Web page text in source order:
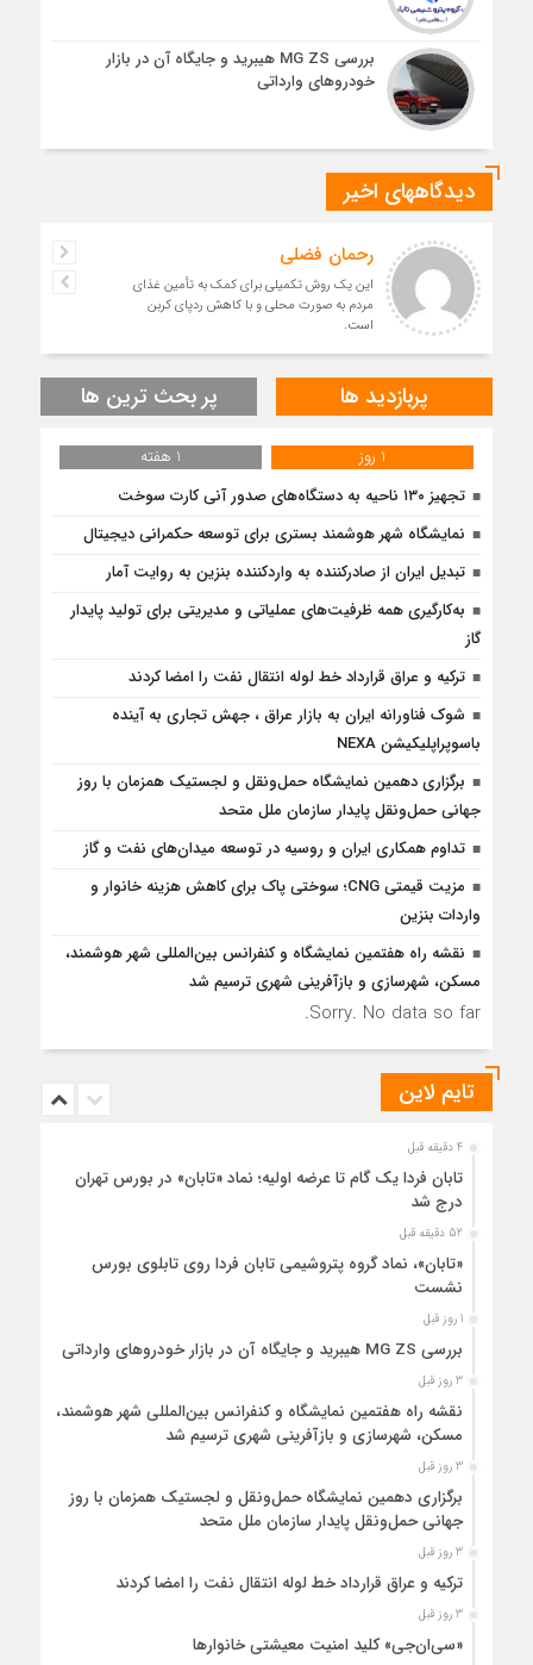
بررسی MG ZS هیبرید و جایگاه آن در بازار
خودروهای وارداتی
دیدگاههای اخیر
رحمان فضلی
این یک روش تکمیلی برای کمک به تأمین غذای
مردم به صورت محلی و با کاهش ردپای کربن
است.
پربازدید ها پر بحث ترین ها
1 روز
1 هفته
تجهیز ۱۳۰ ناحیه به دستگاه‌های صدور آنی کارت سوخت
نمایشگاه شهر هوشمند بستری برای توسعه حکمرانی دیجیتال
تبدیل ایران از صادرکننده به واردکننده بنزین به روایت آمار
به‌کارگیری همه ظرفیت‌های عملیاتی و مدیریتی برای تولید پایدار
گاز
ترکیه و عراق قرارداد خط لوله انتقال نفت را امضا کردند
شوک فناورانه ایران به بازار عراق ، جهش تجاری به آینده
باسوپراپلیکیشن NEXA
برگزاری دهمین نمایشگاه حمل‌ونقل و لجستیک همزمان با روز
جهانی حمل‌ونقل پایدار سازمان ملل متحد
تداوم همکاری ایران و روسیه در توسعه میدان‌های نفت و گاز
مزیت قیمتی CNG؛ سوختی پاک برای کاهش هزینه خانوار و
واردات بنزین
نقشه راه هفتمین نمایشگاه و کنفرانس بین‌المللی شهر هوشمند،
مسکن، شهرسازی و بازآفرینی شهری ترسیم شد
Sorry. No data so far.
تایم لاین
4 دقیقه قبل
تابان فردا یک گام تا عرضه اولیه؛ نماد «تابان» در بورس تهران
درج شد
52 دقیقه قبل
«تابان»، نماد گروه پتروشیمی تابان فردا روی تابلوی بورس
نشست
1 روز قبل
بررسی MG ZS هیبرید و جایگاه آن در بازار خودروهای وارداتی
3 روز قبل
نقشه راه هفتمین نمایشگاه و کنفرانس بین‌المللی شهر هوشمند،
مسکن، شهرسازی و بازآفرینی شهری ترسیم شد
3 روز قبل
برگزاری دهمین نمایشگاه حمل‌ونقل و لجستیک همزمان با روز
جهانی حمل‌ونقل پایدار سازمان ملل متحد
3 روز قبل
ترکیه و عراق قرارداد خط لوله انتقال نفت را امضا کردند
3 روز قبل
«سی‌ان‌جی» کلید امنیت معیشتی خانوارها